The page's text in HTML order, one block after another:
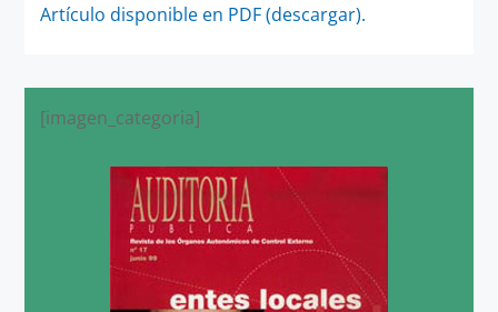
Artículo disponible en PDF (descargar).
[imagen_categoria]